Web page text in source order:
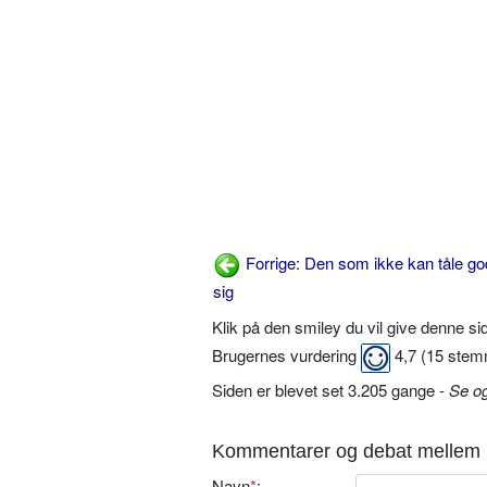
Forrige: Den som ikke kan tåle
sig
Klik på den smiley du vil give denne
Brugernes vurdering
4,7 (15
Siden er blevet set 3.205 gange -Se
Kommentarer og debat